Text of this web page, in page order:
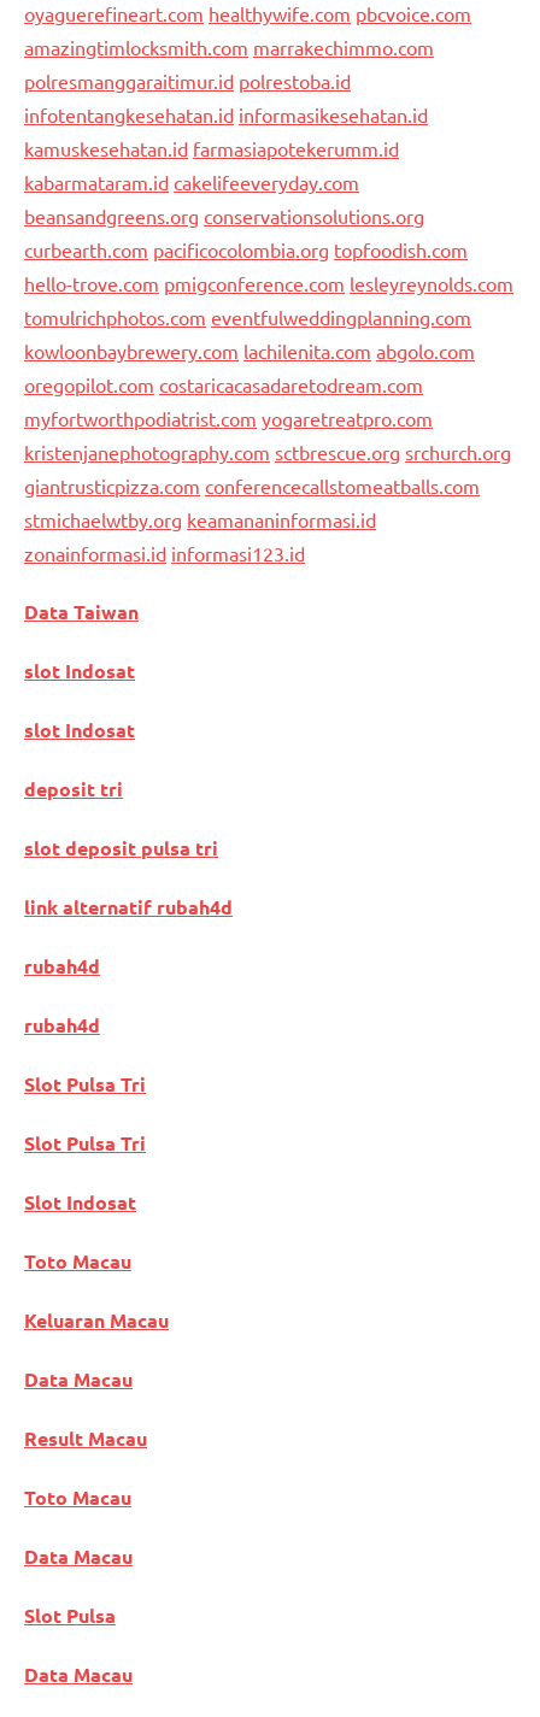
oyaguerefineart.com healthywife.com pbcvoice.com
amazingtimlocksmith.com marrakechimmo.com
polresmanggaraitimur.id polrestoba.id
infotentangkesehatan.id informasikesehatan.id
kamuskesehatan.id farmasiapotekerumm.id
kabarmataram.id cakelifeeveryday.com
beansandgreens.org conservationsolutions.org
curbearth.com pacificocolombia.org topfoodish.com
hello-trove.com pmigconference.com lesleyreynolds.com
tomulrichphotos.com eventfulweddingplanning.com
kowloonbaybrewery.com lachilenita.com abgolo.com
oregopilot.com costaricacasadaretodream.com
myfortworthpodiatrist.com yogaretreatpro.com
kristenjanephotography.com sctbrescue.org srchurch.org
giantrusticpizza.com conferencecallstomeatballs.com
stmichaelwtby.org keamananinformasi.id
zonainformasi.id informasi123.id
Data Taiwan
slot Indosat
slot Indosat
deposit tri
slot deposit pulsa tri
link alternatif rubah4d
rubah4d
rubah4d
Slot Pulsa Tri
Slot Pulsa Tri
Slot Indosat
Toto Macau
Keluaran Macau
Data Macau
Result Macau
Toto Macau
Data Macau
Slot Pulsa
Data Macau